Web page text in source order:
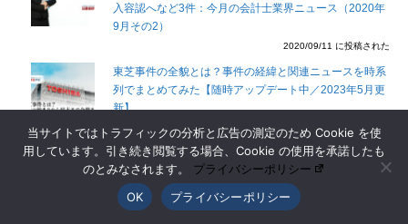
入容認へなど3件：今月の会計士業界ニュース（2020年
9月その2）
2020/09/11 に投稿された
東芝事件の全貌とは？事件の経緯と関連ニュースを時系
列でまとめてみた【随時アップデート中／2023年5月更
新】
2017/08/30 に投稿された
これが会計士の独立のリアル！30人に聞いた独立1年目
の年収や魅力・悩みとは！？【PR】
2019/07/25 に投稿された
当サイトではトラフィックの分析と広告の測定のため Cookie を使
用しています。引き続き閲覧する場合、Cookie の使用を承諾したも
のとみなされます。 プライバシーポリシー
OK
プライバシーポリシー